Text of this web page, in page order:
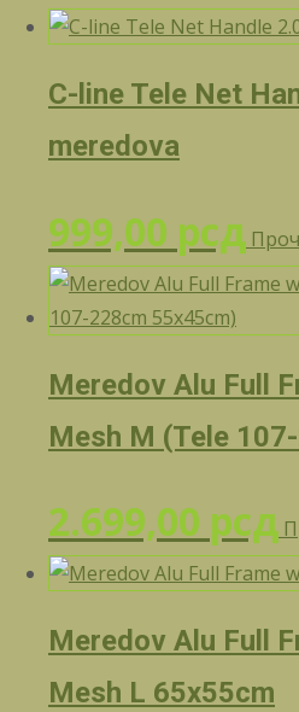
C-line Tele Net
meredova
999,00 рсд
Meredov Alu Full
Mesh M (Tele
2.699,00 рсд
Meredov Alu Full
Mesh L 65x55cm